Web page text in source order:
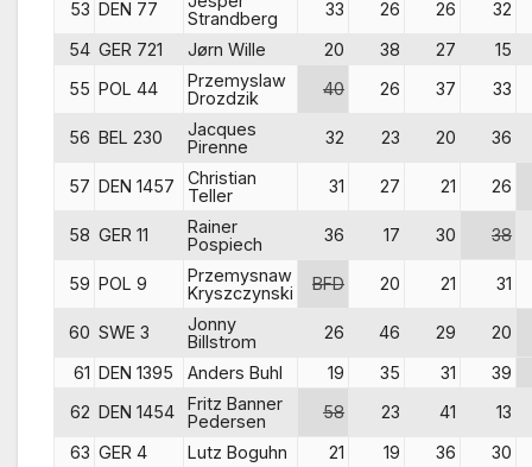
53 DEN 77
Strandberg
33 26 26
32
54 GER 721 Jørn Wille 20 38 27
15
55 POL 44
Przemyslaw
Drozdzik
40 26 37 33
56 BEL 230
Jacques
Pirenne
32 23 20 36
57 DEN 1457
Christian
Teller
31 27 21 26
58 GER 11
Rainer
Pospiech
36 17 30 38
59 POL 9
Przemysnaw
Kryszczynski
BFD 20 21 31
60 SWE 3
Jonny
Billstrom
26 46 29
20
61 DEN 1395 Anders Buhl 19 35 31
39
62 DEN 1454
Fritz Banner
Pedersen
58 23 41
13
63 GER 4 Lutz Boguhn 21 19 36
30